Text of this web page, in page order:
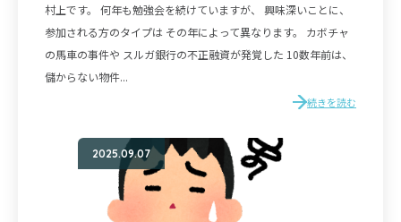
村上です。 何年も勉強会を続けていますが、 興味深いことに、
参加される方のタイプは その年によって異なります。 カボチャ
の馬車の事件や スルガ銀行の不正融資が発覚した 10数年前は、
儲からない物件...
続きを読む
2025.09.07